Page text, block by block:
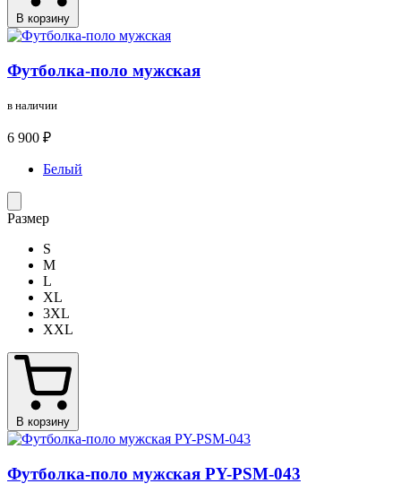
В корзину
Футболка-поло мужская
в наличии
6 900 ₽
Белый
Размер
S
M
L
XL
3XL
XXL
В корзину
Футболка-поло мужская PY-PSM-043